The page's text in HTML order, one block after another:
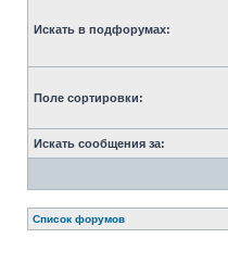
Искать в подфорумах:
Поле сортировки:
Искать сообщения за:
Список форумов